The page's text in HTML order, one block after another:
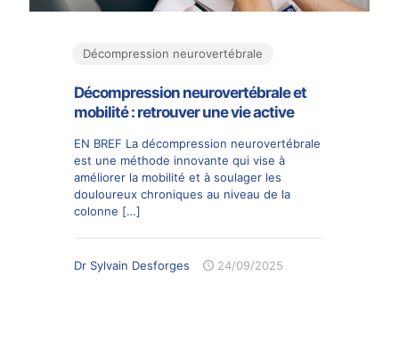
Décompression neurovertébrale
Décompression neurovertébrale et
mobilité : retrouver une vie active
EN BREF La décompression neurovertébrale
est une méthode innovante qui vise à
améliorer la mobilité et à soulager les
douloureux chroniques au niveau de la
colonne […]
Dr Sylvain Desforges 24/09/2025